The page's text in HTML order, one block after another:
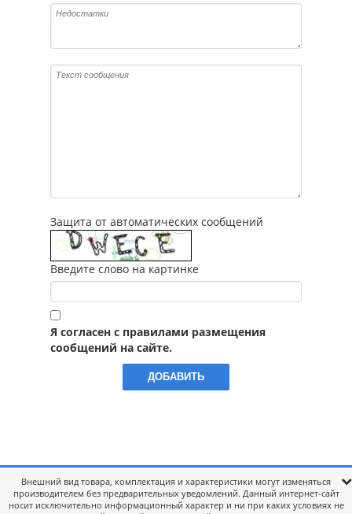
Защита от автоматических сообщений
Введите слово на картинке
Я согласен с правилами размещения
сообщений на сайте.
Внешний вид товара, комплектация и характеристики могут изменяться
производителем без предварительных уведомлений. Данный интернет-сайт
носит исключительно информационный характер и ни при каких условиях не